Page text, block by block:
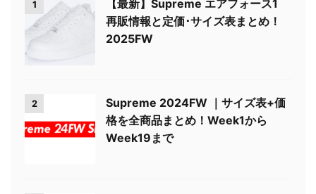
1
【最新】Supreme エアフォース1
再販情報と定価･サイズ表まとめ！
2025FW
2
Supreme 2024FW ｜サイズ表+価
格を全商品まとめ！Week1から
Week19まで